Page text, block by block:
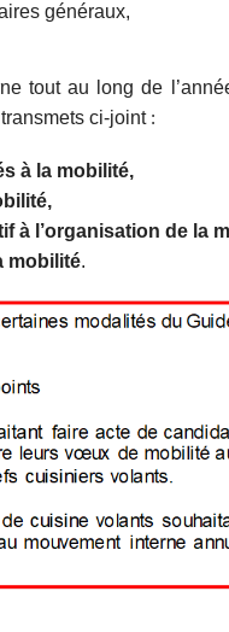
généraux,
tout au long de
ci-joint:
à la mobilité,
à l’organisation de la
mobilité.